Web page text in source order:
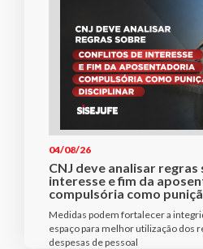
04/08/26
CNJ deve analisar
interesse e fim da
compulsória como
Medidas podem fortalecer a
espaço para melhor utilização dos
despesas de pessoal